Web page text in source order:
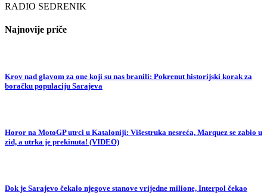
RADIO SEDRENIK
Najnovije priče
Krov nad glavom za one koji su nas branili: Pokrenut historijski korak za
boračku populaciju Sarajeva
Horor na MotoGP utrci u Kataloniji: Višestruka nesreća, Marquez se zabio u
zid, a utrka je prekinuta! (VIDEO)
Dok je Sarajevo čekalo njegove stanove vrijedne milione, Interpol čekao